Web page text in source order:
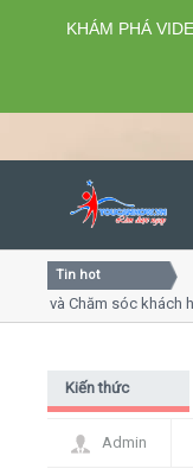
Close
Tin hot
và Chăm sóc khách hàng
Kiến thức
Admin
KHÁM PHÁ